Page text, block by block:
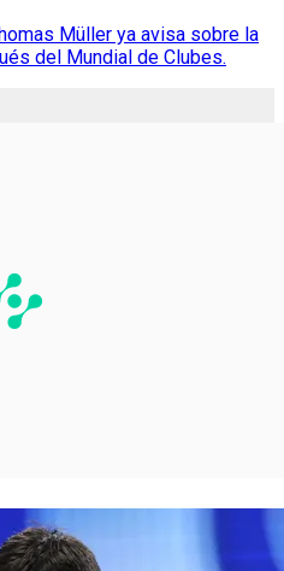
Müller ya avisa sobre la
del Mundial de Clubes.